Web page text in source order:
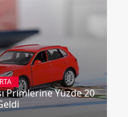
Primlerine Yüzde 20